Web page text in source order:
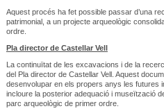
Aquest procés ha fet possible passar d’una
patrimonial, a un projecte arqueològic
ordre.
Pla director de Castellar Vell
La continuïtat de les excavacions i de la
del Pla director de Castellar Vell. Aquest
desenvolupar en els propers anys les futures
incloure la posterior adequació i museïtzació
parc arqueològic de primer ordre.